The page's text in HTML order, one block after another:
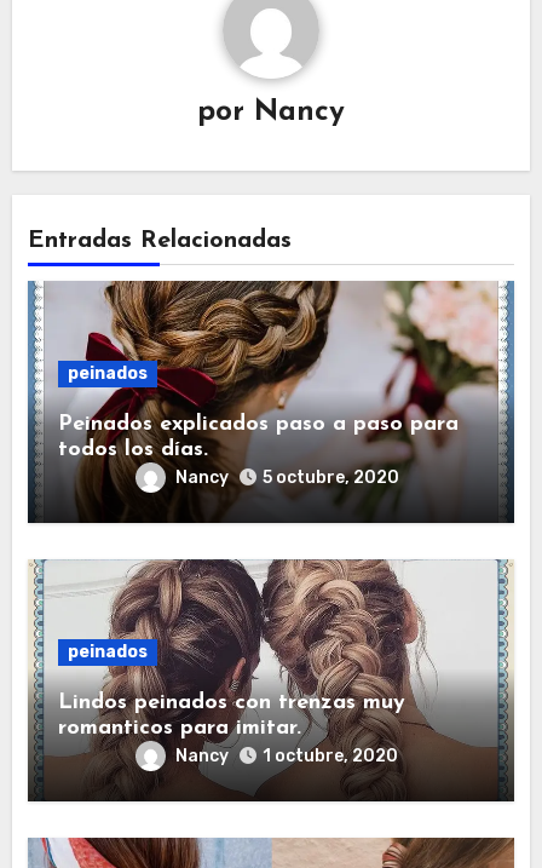
por Nancy
Entradas Relacionadas
peinados
Peinados explicados paso a paso para
todos los días.
Nancy 5 octubre, 2020
peinados
Lindos peinados con trenzas muy
romanticos para imitar.
Nancy 1 octubre, 2020